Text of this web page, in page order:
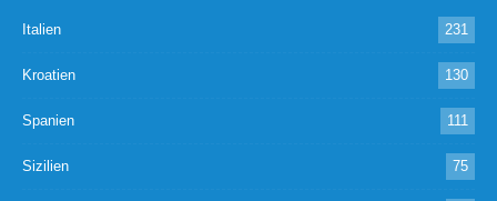
Italien 231
Kroatien 130
Spanien 111
Sizilien 75